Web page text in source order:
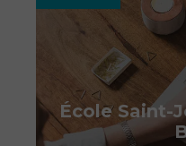
École Saint-